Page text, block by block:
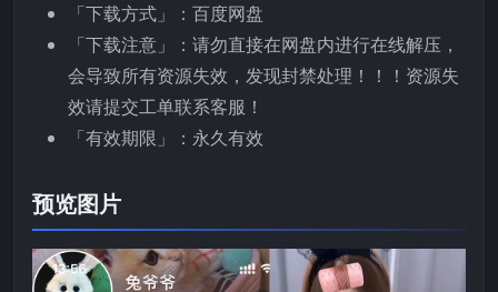
「下载方式」：百度网盘
「下载注意」：请勿直接在网盘内进行在线解压，
会导致所有资源失效，发现封禁处理！！！资源失
效请提交工单联系客服！
「有效期限」：永久有效
预览图片